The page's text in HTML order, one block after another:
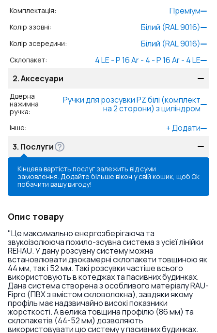
Комплектація: Преміум
Колір ззовні: Білий (RAL 9016)
Колір зсередини: Білий (RAL 9016)
Склопакет:
4 LE - P 16 Ar - 4 - P 16 Ar - 4 LE
2.Аксесуари
Дверна
нажимна
ручка:
Ручки для розсувки PZ білі (комплект
на 2 сторони) з циліндром
Інше: +Додати
3. Послуги
Кінцева вартість послуг залежить від суми
замовлення. Додайте більше вікон у свій кошик, щоб
побачити вашу вигоду!
Ok
Опис товару
"Це максимально енергозберігаюча та
звукоізолююча похило-зсувна система з усієї лінійки
REHAU. У дану розсувну систему можна
встановлювати двокамерні склопакети товщиною як
44 мм, так і 52 мм. Такі розсувки частіше всього
використовують в котеджах та пасивних будинках.
Дана система створена з особливого матеріалу RAU-
Fipro (ПВХ з вмістом скловолокна), завдяки якому
профіль має надзвичайно високі показники
жорсткості. А велика товщина профілю (86 мм) та
склопакетів (44-52 мм) дозволяють
використовувати цю систему у пасивних будинках.